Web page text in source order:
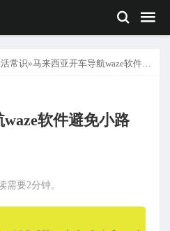
常识»马来西亚开车导航waze软件避免小路
软件避免小路
需要2分钟。